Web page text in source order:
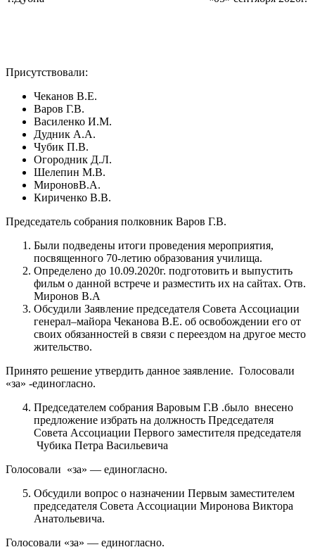
Присутствовали:
Чеканов В.Е.
Варов Г.В.
Василенко И.М.
Дудник А.А.
Чубик П.В.
Огородник Д.Л.
Шелепин М.В.
МироновВ.А.
Кириченко В.В.
Председатель собрания полковник Варов Г.В.
Были подведены итоги проведения мероприятия,
посвященного 70-летию образования училища.
Определено до 10.09.2020г. подготовить и выпустить
фильм о данной встрече и разместить их на сайтах. Отв.
Миронов В.А
Обсудили Заявление председателя Совета Ассоциации
генерал–майора Чеканова В.Е. об освобождении его от
своих обязанностей в связи с переездом на другое место
жительство.
Принято решение утвердить данное заявление. Голосовали
«за» -единогласно.
Председателем собрания Варовым Г.В .было внесено
предложение избрать на должность Председателя
Совета Ассоциации Первого заместителя председателя
Чубика Петра Васильевича
Голосовали «за» — единогласно.
Обсудили вопрос о назначении Первым заместителем
председателя Совета Ассоциации Миронова Виктора
Анатольевича.
Голосовали «за» — единогласно.